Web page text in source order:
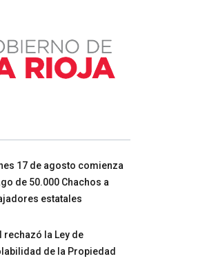
17 de agosto comienza
de 50.000 Chachos a
estatales
rechazó la Ley de
de la Propiedad